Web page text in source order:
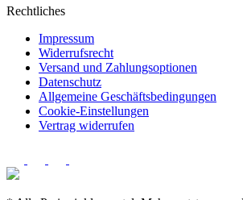
Rechtliches
Impressum
Widerrufsrecht
Versand und Zahlungsoptionen
Datenschutz
Allgemeine Geschäftsbedingungen
Cookie-Einstellungen
Vertrag widerrufen